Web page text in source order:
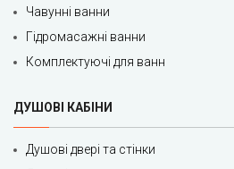
Чавунні ванни
Гідромасажні ванни
Комплектуючі для ванн
ДУШОВІ КАБІНИ
Душові двері та стінки